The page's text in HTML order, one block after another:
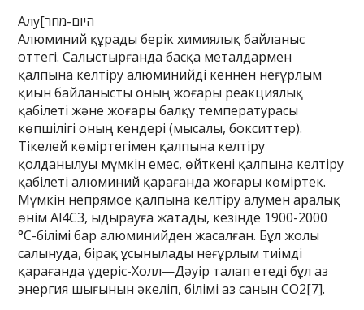
Алу[היום-מחר
Алюминий құрады берік химиялық байланыс
оттегі. Салыстырғанда басқа металдармен
қалпына келтіру алюминийді кеннен неғұрлым
қиын байланысты оның жоғары реакциялық
қабілеті және жоғары балқу температурасы
көпшілігі оның кендері (мысалы, бокситтер).
Тікелей көміртегімен қалпына келтіру
қолданылуы мүмкін емес, өйткені қалпына келтіру
қабілеті алюминий қарағанда жоғары көміртек.
Мүмкін непрямое қалпына келтіру алумен аралық
өнім Al4C3, ыдырауға жатады, кезінде 1900-2000
°С-білімі бар алюминийден жасалған. Бұл жолы
салынуда, бірақ ұсынылады неғұрлым тиімді
қарағанда үдеріс-Холл—Дәуір талап етеді бұл аз
энергия шығынын әкеліп, білімі аз санын CO2[7].